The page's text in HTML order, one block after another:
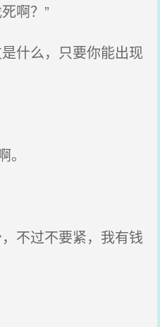
啊？”
什么，只要你能出现
不过不要紧，我有钱